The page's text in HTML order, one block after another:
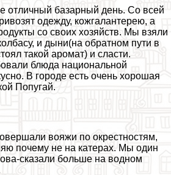
отличный базарный день. Со всей
одежду, кожгалантерею, а
со своих хозяйств. Мы взяли
и дыни(на обратном пути в
такой аромат) и сласти.
блюда национальной
В городе есть очень хорошая
Попугай.
вояжи по окрестностям,
почему не на катерах. Мы один
сказали больше на водном